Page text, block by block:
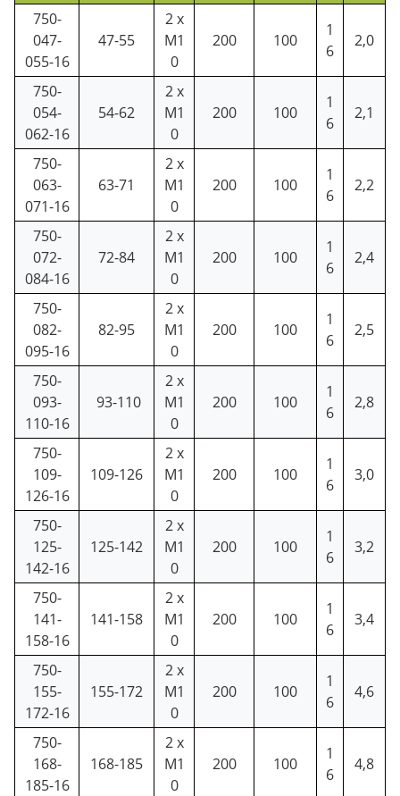
750-
047-
055-16
47-55
2 x
M1
0
200 100
1
6
2,0
750-
054-
062-16
54-62
2 x
M1
0
200 100
1
6
2,1
750-
063-
071-16
63-71
2 x
M1
0
200 100
1
6
2,2
750-
072-
084-16
72-84
2 x
M1
0
200 100
1
6
2,4
750-
082-
095-16
82-95
2 x
M1
0
200 100
1
6
2,5
750-
093-
110-16
93-110
2 x
M1
0
200 100
1
6
2,8
750-
109-
126-16
109-126
2 x
M1
0
200 100
1
6
3,0
750-
125-
142-16
125-142
2 x
M1
0
200 100
1
6
3,2
750-
141-
158-16
141-158
2 x
M1
0
200 100
1
6
3,4
750-
155-
172-16
155-172
2 x
M1
0
200 100
1
6
4,6
750-
168-
185-16
168-185
2 x
M1
0
200 100
1
6
4,8